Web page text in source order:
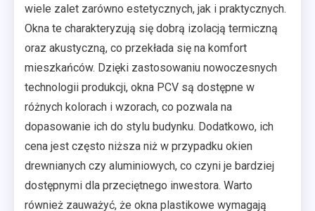
wiele zalet zarówno estetycznych, jak i praktycznych.
Okna te charakteryzują się dobrą izolacją termiczną
oraz akustyczną, co przekłada się na komfort
mieszkańców. Dzięki zastosowaniu nowoczesnych
technologii produkcji, okna PCV są dostępne w
różnych kolorach i wzorach, co pozwala na
dopasowanie ich do stylu budynku. Dodatkowo, ich
cena jest często niższa niż w przypadku okien
drewnianych czy aluminiowych, co czyni je bardziej
dostępnymi dla przeciętnego inwestora. Warto
również zauważyć, że okna plastikowe wymagają